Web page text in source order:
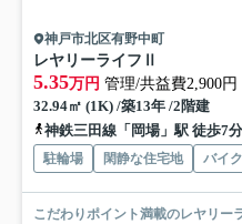
神戸市北区有野中町
レヤリーライフⅡ
5.35万円 管理/共益費2,900円
32.94㎡ (1K) /築13年 /2階建
神鉄三田線「岡場」駅 徒歩7分
駐輪場 閑静な住宅地 バイ
こだわりポイント満載のレヤリ